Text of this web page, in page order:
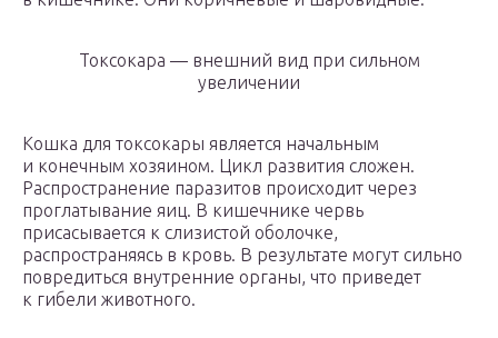
Токсокара — внешний вид при сильном
увеличении
Кошка для токсокары является начальным
и конечным хозяином. Цикл развития сложен.
Распространение паразитов происходит через
проглатывание яиц. В кишечнике червь
присасывается к слизистой оболочке,
распространяясь в кровь. В результате могут сильно
повредиться внутренние органы, что приведет
к гибели животного.